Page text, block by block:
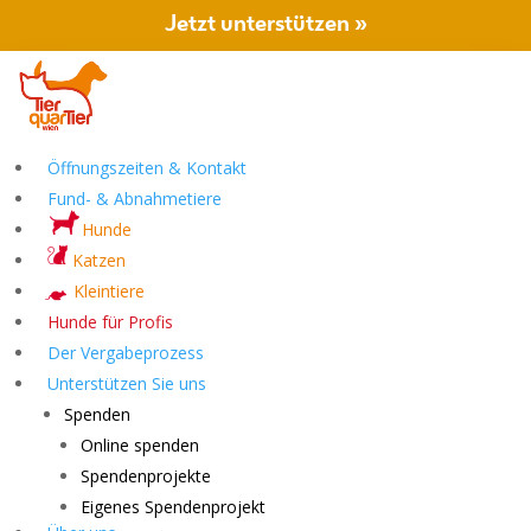
Jetzt unterstützen »
Öffnungszeiten & Kontakt
Fund- & Abnahmetiere
Hunde
Katzen
Kleintiere
Hunde für Profis
Der Vergabeprozess
Unterstützen Sie uns
Spenden
Online spenden
Spendenprojekte
Eigenes Spendenprojekt